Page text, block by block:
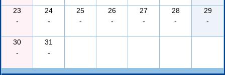
23
-
24
-
25
-
26
-
27
-
28
-
29
-
30
-
31
-